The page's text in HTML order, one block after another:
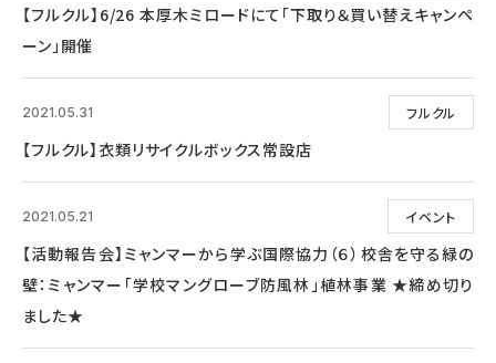
【フルクル】6/26 本厚木ミロードにて「下取り＆買い替えキャンペ
ーン」開催
フルクル
2021.05.31
【フルクル】衣類リサイクルボックス常設店
イベント
2021.05.21
【活動報告会】ミャンマーから学ぶ国際協力（６）校舎を守る緑の
壁：ミャンマー「学校マングローブ防風林」植林事業 ★締め切り
ました★